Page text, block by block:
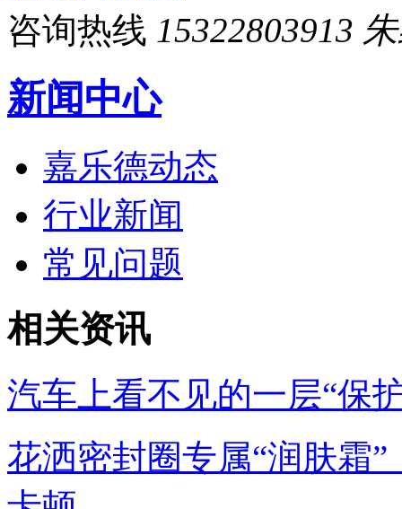
咨询热线 15322803913
新闻中心
嘉乐德动态
行业新闻
常见问题
相关资讯
汽车上看不见的一层“保
花洒密封圈专属“润肤霜